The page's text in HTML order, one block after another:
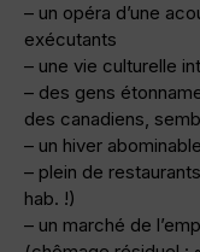
– un opéra d’une
exécutants
– une vie culturelle
– des gens
des canadiens,
– un hiver
– plein de
hab. !)
– un marché de